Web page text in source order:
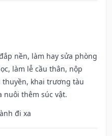
nền, làm hay sửa phòng
làm lễ cầu thân, nộp
thuyền, khai trương tàu
nuôi thêm súc vật.
đi xa